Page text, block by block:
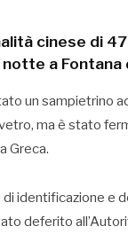
cinese di
a Fontana
un sampietrino
ma è stato
Greca.
identificazione e
deferito